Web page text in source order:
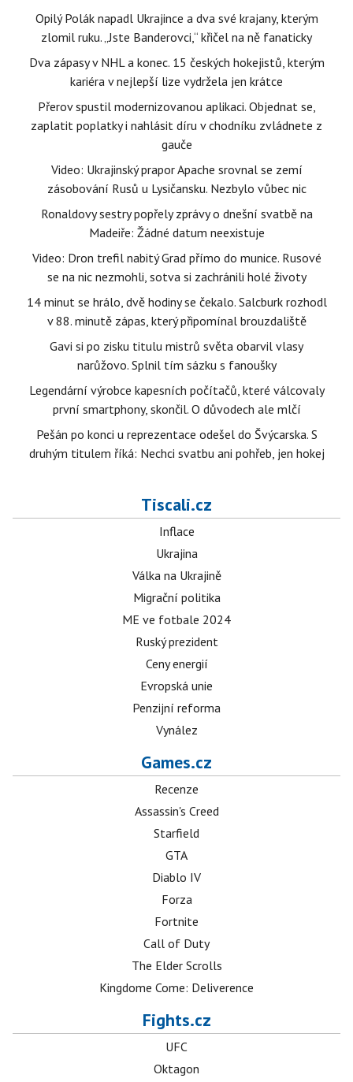
Opilý Polák napadl Ukrajince a dva své krajany, kterým
zlomil ruku. „Jste Banderovci,“ křičel na ně fanaticky
Dva zápasy v NHL a konec. 15 českých hokejistů, kterým
kariéra v nejlepší lize vydržela jen krátce
Přerov spustil modernizovanou aplikaci. Objednat se,
zaplatit poplatky i nahlásit díru v chodníku zvládnete z
gauče
Video: Ukrajinský prapor Apache srovnal se zemí
zásobování Rusů u Lysičansku. Nezbylo vůbec nic
Ronaldovy sestry popřely zprávy o dnešní svatbě na
Madeiře: Žádné datum neexistuje
Video: Dron trefil nabitý Grad přímo do munice. Rusové
se na nic nezmohli, sotva si zachránili holé životy
14 minut se hrálo, dvě hodiny se čekalo. Salcburk rozhodl
v 88. minutě zápas, který připomínal brouzdaliště
Gavi si po zisku titulu mistrů světa obarvil vlasy
narůžovo. Splnil tím sázku s fanoušky
Legendární výrobce kapesních počítačů, které válcovaly
první smartphony, skončil. O důvodech ale mlčí
Pešán po konci u reprezentace odešel do Švýcarska. S
druhým titulem říká: Nechci svatbu ani pohřeb, jen hokej
Tiscali.cz
Inflace
Ukrajina
Válka na Ukrajině
Migrační politika
ME ve fotbale 2024
Ruský prezident
Ceny energií
Evropská unie
Penzijní reforma
Vynález
Games.cz
Recenze
Assassin's Creed
Starfield
GTA
Diablo IV
Forza
Fortnite
Call of Duty
The Elder Scrolls
Kingdome Come: Deliverence
Fights.cz
UFC
Oktagon